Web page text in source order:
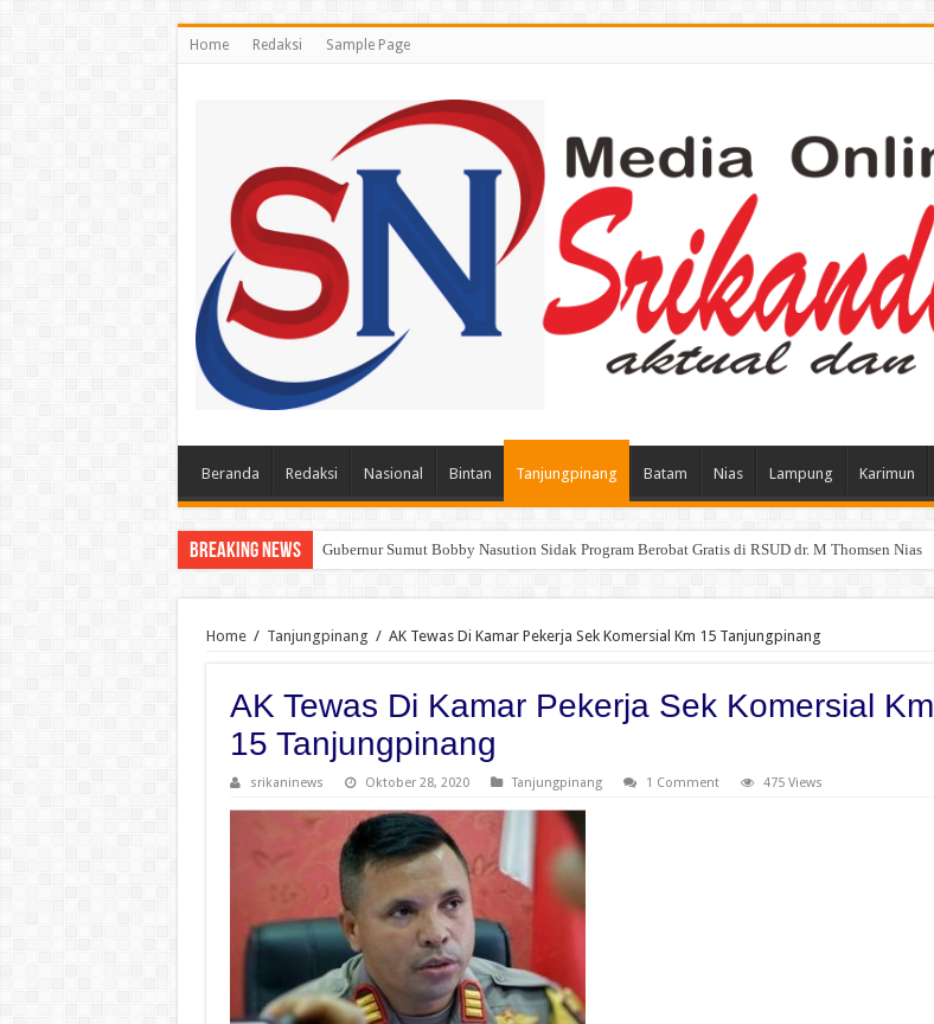
Home Redaksi Sample Page
Beranda Redaksi Nasional Bintan Tanjungpinang Batam Nias Lampung Karimun
Breaking News Gubernur Sumut Bobby Nasution Sidak Program Berobat Gratis di RSUD dr. M Thomsen Nias
Home / Tanjungpinang / AK Tewas Di Kamar Pekerja Sek Komersial Km 15 Tanjungpinang
AK Tewas Di Kamar Pekerja Sek Komersial Km
15 Tanjungpinang
srikaninews Oktober 28, 2020 Tanjungpinang 1 Comment 475 Views